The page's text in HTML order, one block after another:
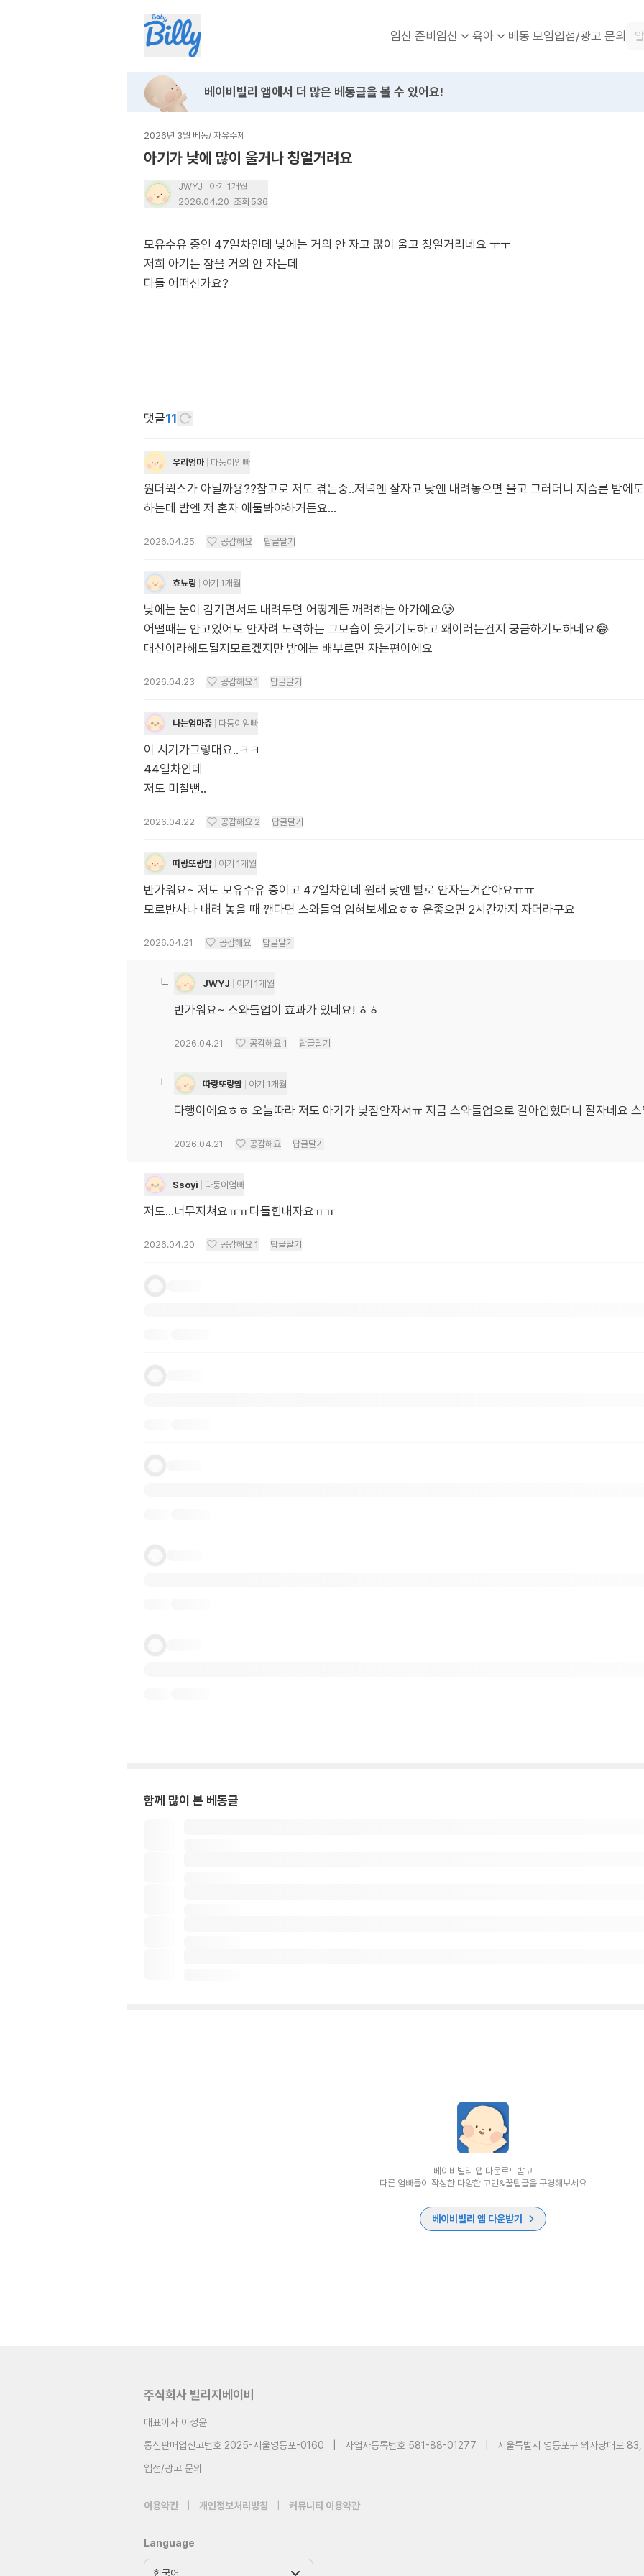
임신 준비임신 육아 베동 모임입점/광고 문의
베이비빌리 앱에서 더 많은 베동글을 볼 수 있어요!
2026년 3월 베동/ 자유주제
아기가 낮에 많이 울거나 칭얼거려요
JWYJ
아기 1개월
2026.04.20 조회 536
모유수유 중인 47일차인데 낮에는 거의 안 자고 많이 울고 칭얼거리네요 ㅜㅜ
저희 아기는 잠을 거의 안 자는데
다들 어떠신가요?
댓글11
우리엄마 다둥이엄빠
원더윅스가 아닐까용??참고로 저도 겪는중..저녁엔 잘자고 낮엔 내려놓으면 울고 그러더니 지슴른 밤에
하는데 밤엔 저 혼자 애둘봐야하거든요…
2026.04.25 공감해요 답글달기
효뇨링 아기 1개월
낮에는 눈이 감기면서도 내려두면 어떻게든 깨려하는 아가예요🥲
어떨때는 안고있어도 안자려 노력하는 그모습이 웃기기도하고 왜이러는건지 궁금하기도하네요😂
대신이라해도될지모르겠지만 밤에는 배부르면 자는편이에요
2026.04.23 공감해요 1 답글달기
나는엄마쥬 다둥이엄빠
이 시기가그렇대요..ㅋㅋ
44일차인데
저도 미칠뻔..
2026.04.22 공감해요 2 답글달기
따랑또랑맘 아기 1개월
반가워요~ 저도 모유수유 중이고 47일차인데 원래 낮엔 별로 안자는거같아요ㅠㅠ
모로반사나 내려 놓을 때 깬다면 스와들업 입혀보세요ㅎㅎ 운좋으면 2시간까지 자더라구요
2026.04.21 공감해요 답글달기
JWYJ 아기 1개월
반가워요~ 스와들업이 효과가 있네요! ㅎㅎ
2026.04.21 공감해요 1 답글달기
따랑또랑맘 아기 1개월
다행이에요ㅎㅎ 오늘따라 저도 아기가 낮잠안자서ㅠ 지금 스와들업으로 갈아입혔더니 잘자네요
2026.04.21 공감해요 답글달기
Ssoyi 다둥이엄빠
저도...너무지쳐요ㅠㅠ다들힘내자요ㅠㅠ
2026.04.20 공감해요 1 답글달기
함께 많이 본 베동글
베이비빌리 앱 다운로드받고
다른 엄빠들이 작성한 다양한 고민&꿀팁글을 구경해보세요
베이비빌리 앱 다운받기
주식회사 빌리지베이비
대표이사 이정윤
통신판매업신고번호 2025-서울영등포-0160 사업자등록번호 581-88-01277
서울특별시 영등포구 의사당대로
입점/광고 문의
이용약관 개인정보처리방침 커뮤니티 이용약관
Language